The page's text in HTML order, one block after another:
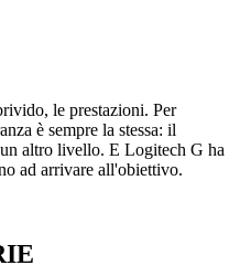
le prestazioni. Per
è sempre la stessa: il
altro livello. E Logitech G ha
ad arrivare all'obiettivo.